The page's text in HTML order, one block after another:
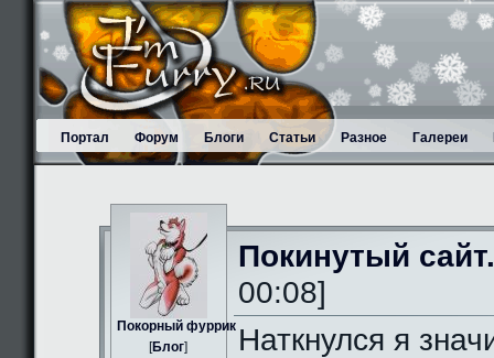
Портал Форум Блоги Статьи Разное Галереи
Пoкорный фуррик
[Блог]
Покинутый сайт.
00:08]
Наткнулся я